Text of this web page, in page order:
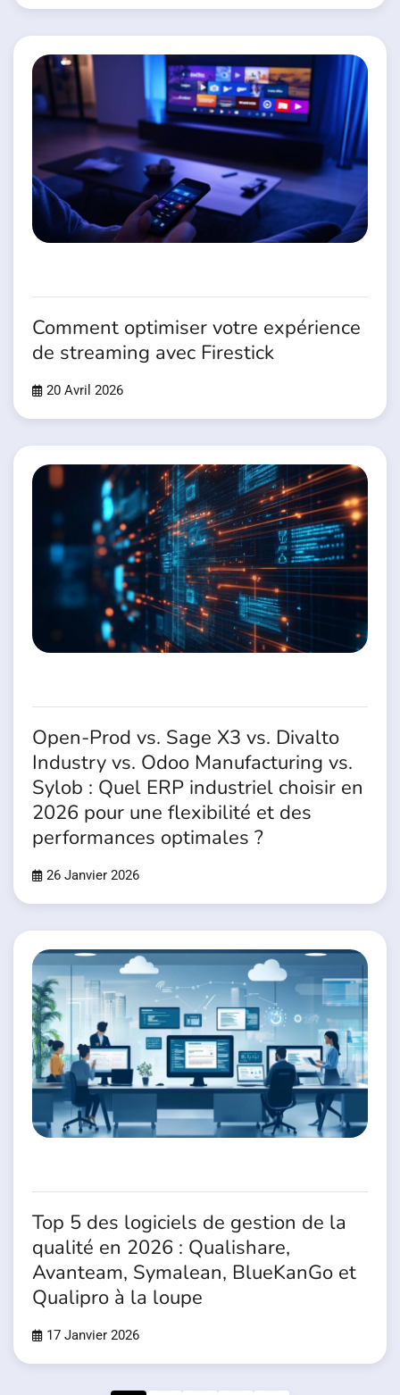
Comment optimiser votre expérience
de streaming avec Firestick
20 Avril 2026
Open-Prod vs. Sage X3 vs. Divalto
Industry vs. Odoo Manufacturing vs.
Sylob : Quel ERP industriel choisir en
2026 pour une flexibilité et des
performances optimales ?
26 Janvier 2026
Top 5 des logiciels de gestion de la
qualité en 2026 : Qualishare,
Avanteam, Symalean, BlueKanGo et
Qualipro à la loupe
17 Janvier 2026